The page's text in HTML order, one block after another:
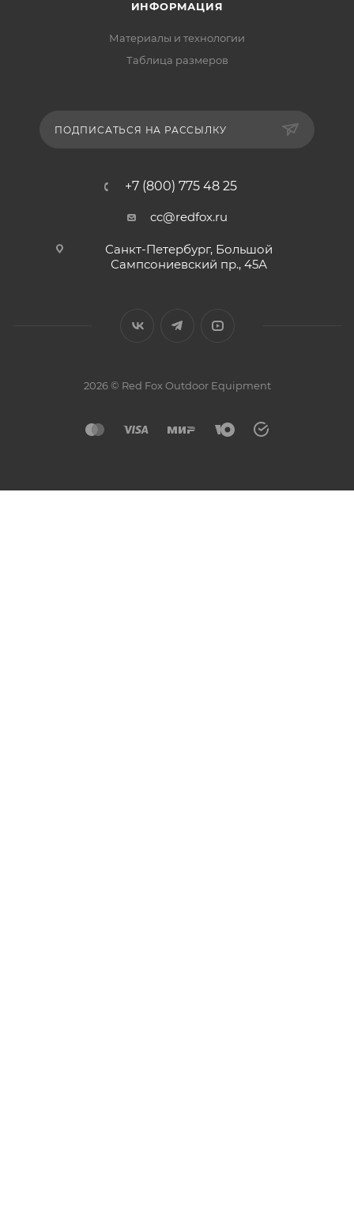
ИНФОРМАЦИЯ
Материалы и технологии
Таблица размеров
ПОДПИСАТЬСЯ НА РАССЫЛКУ
+7 (800) 775 48 25
cc@redfox.ru
Санкт-Петербург, Большой
Сампсониевский пр., 45А
2026 © Red Fox Outdoor Equipment